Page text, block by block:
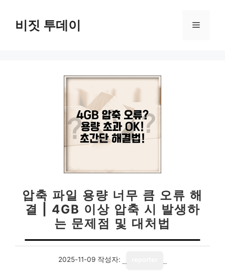
비짓 투데이 메
압축 파일 용량 너무 큼 오류 해
결 | 4GB 이상 압축 시 발생하
는 문제점 및 대처법
2025-11-09 작성자: